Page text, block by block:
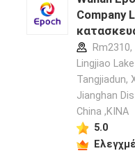
Company
Rm2310,
Lingjiao
Tangjiadun,
Jianghan
China ,ΚΙΝΑ
5.0